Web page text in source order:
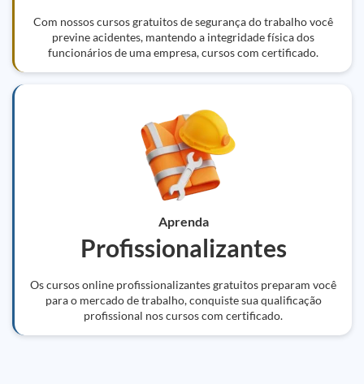
Com nossos cursos gratuitos de segurança do trabalho você
previne acidentes, mantendo a integridade física dos
funcionários de uma empresa, cursos com certificado.
Aprenda
Profissionalizantes
Os cursos online profissionalizantes gratuitos preparam você
para o mercado de trabalho, conquiste sua qualificação
profissional nos cursos com certificado.